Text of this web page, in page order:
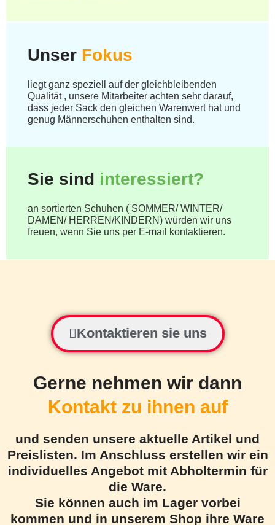
Unser Fokus
liegt ganz speziell auf der gleichbleibenden
Qualität , unsere Mitarbeiter achten sehr darauf,
dass jeder Sack den gleichen Warenwert hat und
genug Männerschuhen enthalten sind.
Sie sind interessiert?
an sortierten Schuhen ( SOMMER/ WINTER/
DAMEN/ HERREN/KINDERN) würden wir uns
freuen, wenn Sie uns per E-mail kontaktieren.
Kontaktieren sie uns
Gerne nehmen wir dann
Kontakt zu ihnen auf
und senden unsere aktuelle Artikel und
Preislisten. Im Anschluss erstellen wir ein
individuelles Angebot mit Abholtermin für
die Ware.
Sie können auch im Lager vorbei
kommen und in unserem Shop ihre Ware